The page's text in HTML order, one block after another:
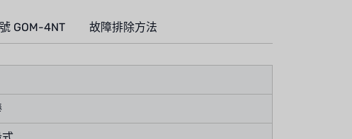
GOM-4NT 故障排除方法